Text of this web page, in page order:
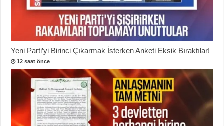
Yeni Parti’yi Birinci Çıkarmak İsterken Anketi Eksik Bıraktılar!
12 saat önce